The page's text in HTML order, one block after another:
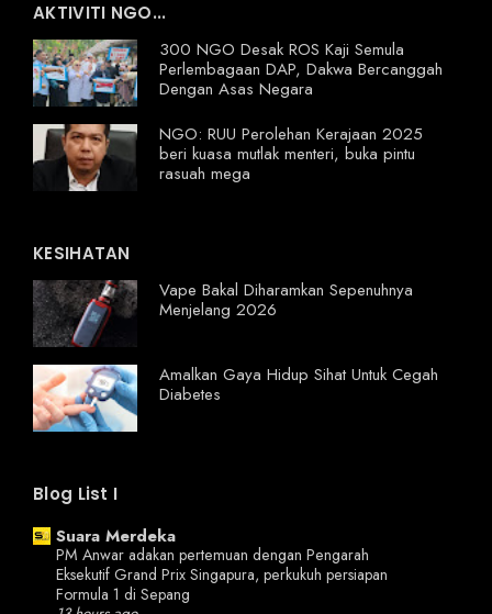
AKTIVITI NGO...
300 NGO Desak ROS Kaji Semula
Perlembagaan DAP, Dakwa Bercanggah
Dengan Asas Negara
NGO: RUU Perolehan Kerajaan 2025
beri kuasa mutlak menteri, buka pintu
rasuah mega
KESIHATAN
Vape Bakal Diharamkan Sepenuhnya
Menjelang 2026
Amalkan Gaya Hidup Sihat Untuk Cegah
Diabetes
Blog List I
Suara Merdeka
PM Anwar adakan pertemuan dengan Pengarah
Eksekutif Grand Prix Singapura, perkukuh persiapan
Formula 1 di Sepang